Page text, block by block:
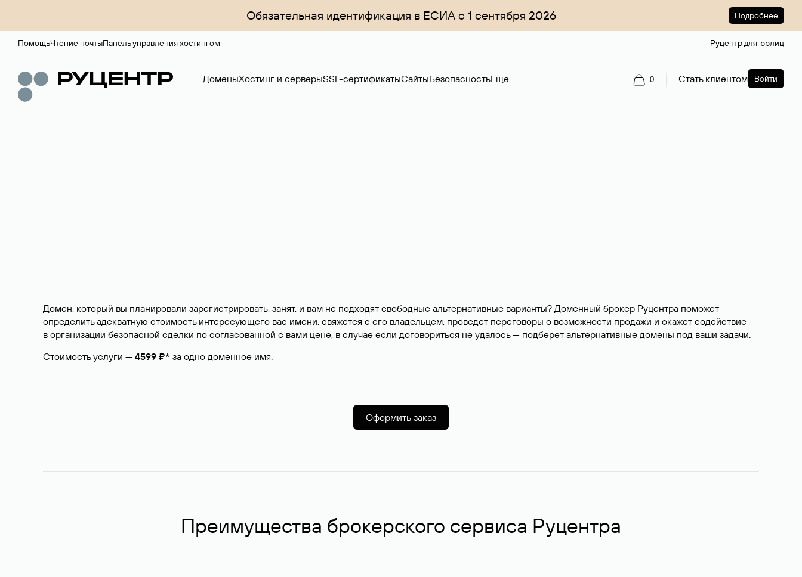
Обязательная идентификация в ЕСИА с 1 сентября 2026 Подробнее
ПомощьЧтение почтыПанель управления хостингом Руцентр для юрлиц
ДоменыХостинг и серверыSSL-сертификатыСайтыБезопасностьЕще 0 Стать клиентом Войти
Домен, который вы планировали зарегистрировать, занят, и вам не подходят свободные альтернативные варианты? Доменный брокер Руцентра поможет
определить адекватную стоимость интересующего вас имени, свяжется с его владельцем, проведет переговоры о возможности продажи и окажет содействие
в организации безопасной сделки по согласованной с вами цене, в случае если договориться не удалось — подберет альтернативные домены под ваши задачи.
Стоимость услуги — 4599 ₽* за одно доменное имя.
Оформить заказ
Преимущества брокерского сервиса Руцентра